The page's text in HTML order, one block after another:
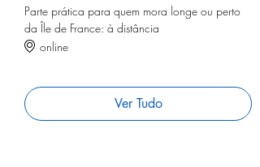
Parte prática para quem mora longe ou perto
da Île de France: à distância
online
Ver Tudo